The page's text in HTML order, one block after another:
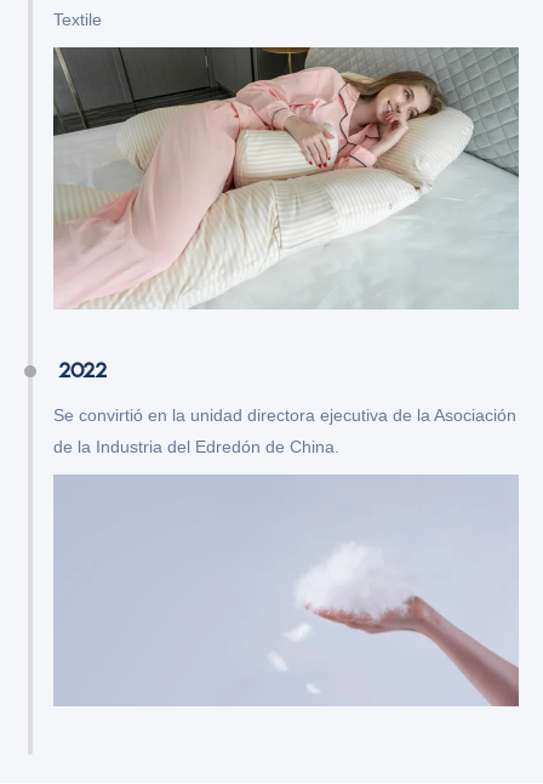
Textile
2022
Se convirtió en la unidad directora ejecutiva de la Asociación
de la Industria del Edredón de China.